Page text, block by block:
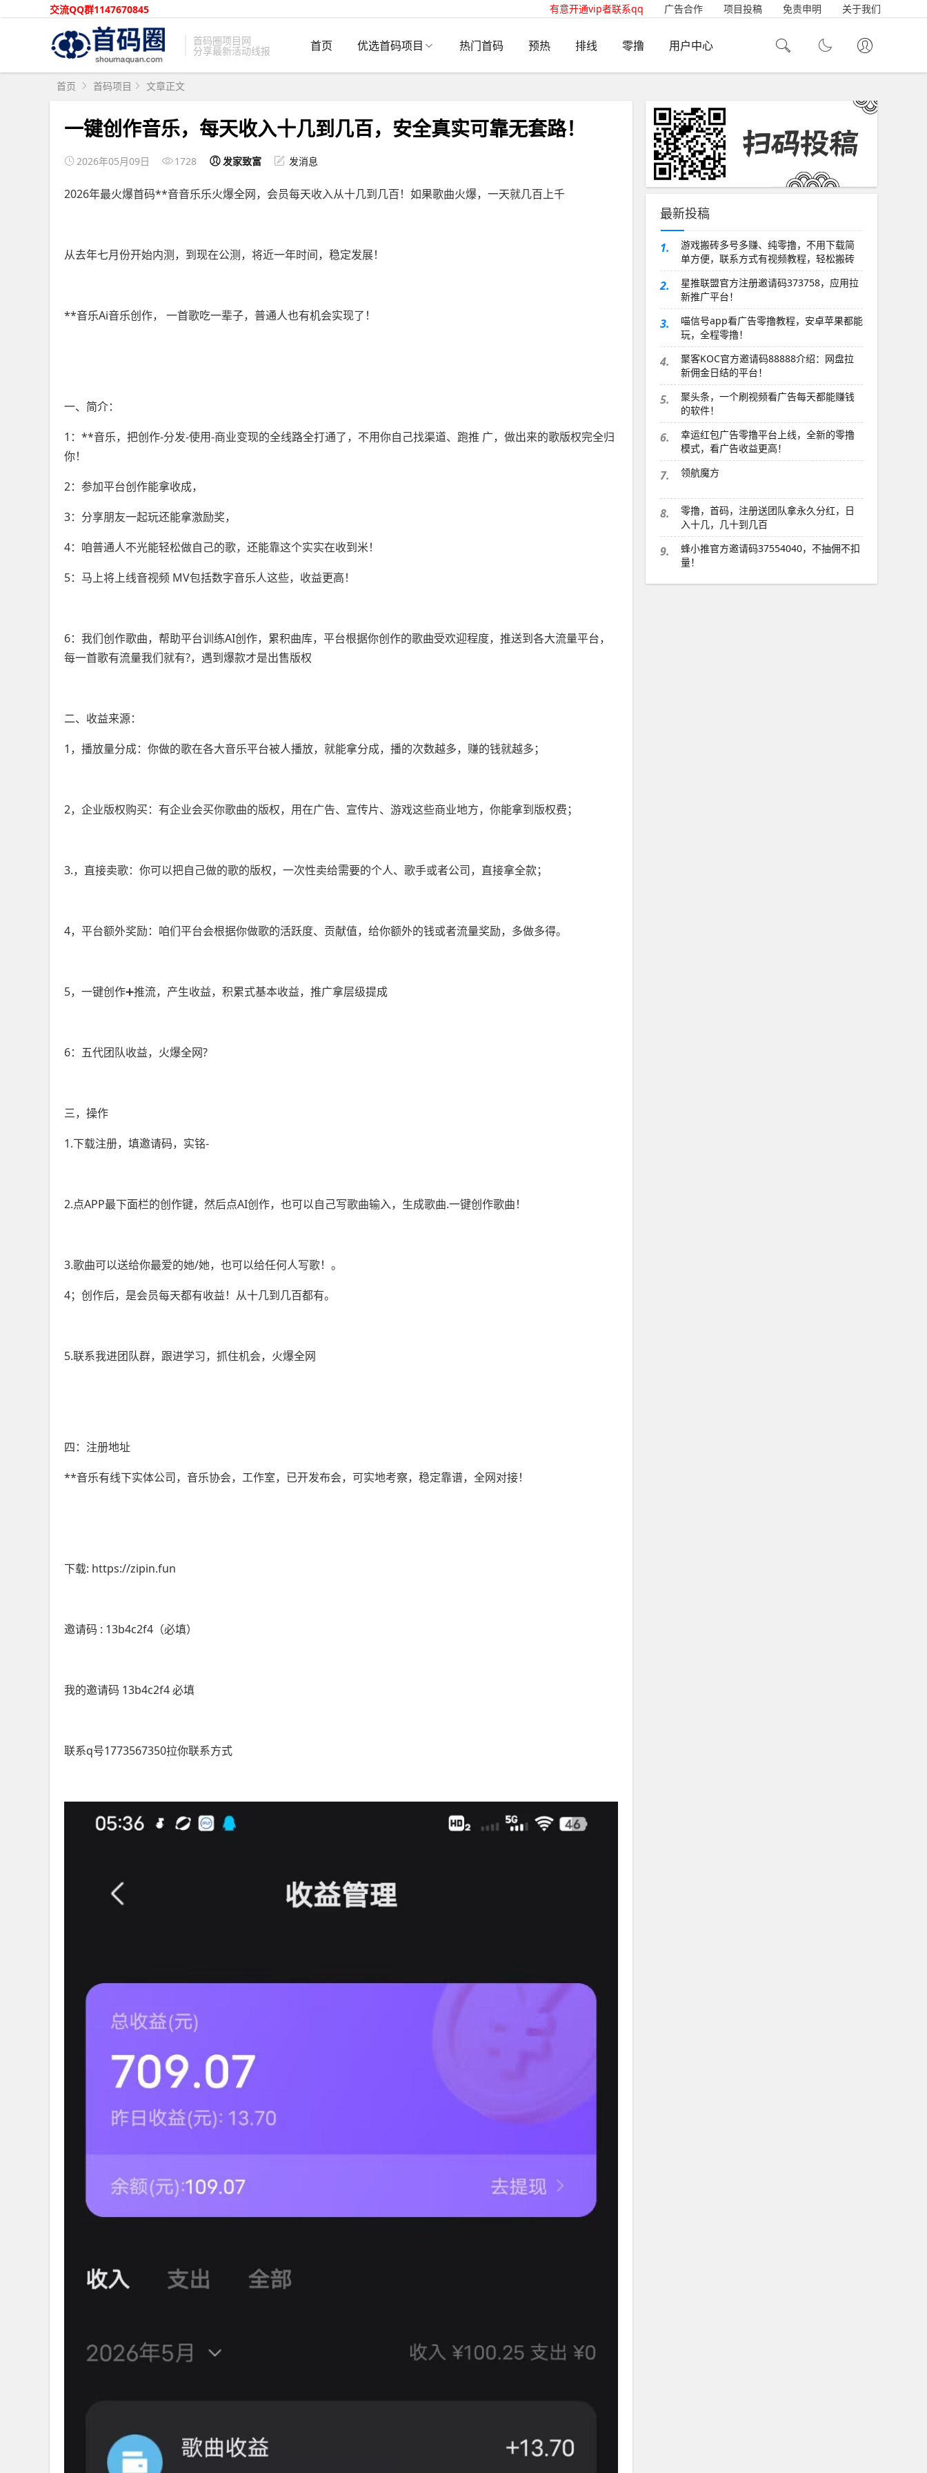
关于我们
免责申明
项目投稿
广告合作
有意开通vip者联系qq
交流QQ群1147670845
首码圈项目网
分享最新活动线报 首页 优选首码项目 热门首码 预热 排线 零撸 用户中心
首页 首码项目 文章正文
一键创作音乐，每天收入十几到几百，安全真实可靠无套路！
2026年05月09日 1728 发家致富 发消息
2026年最火爆首码**音音乐乐火爆全网，会员每天收入从十几到几百！如果歌曲火爆，一天就几百上千
从去年七月份开始内测，到现在公测，将近一年时间，稳定发展！
**音乐Ai音乐创作， 一首歌吃一辈子，普通人也有机会实现了！
一、简介：
1：**音乐，把创作-分发-使用-商业变现的全线路全打通了，不用你自己找渠道、跑推 广，做出来的歌版权完全归
你！
2：参加平台创作能拿收成，
3：分享朋友一起玩还能拿激励奖，
4：咱普通人不光能轻松做自己的歌，还能靠这个实实在收到米！
5：马上将上线音视频 MV包括数字音乐人这些，收益更高！
6：我们创作歌曲，帮助平台训练AI创作，累积曲库，平台根据你创作的歌曲受欢迎程度，推送到各大流量平台，
每一首歌有流量我们就有?，遇到爆款才是出售版权
二、收益来源：
1，播放量分成：你做的歌在各大音乐平台被人播放，就能拿分成，播的次数越多，赚的钱就越多；
2，企业版权购买：有企业会买你歌曲的版权，用在广告、宣传片、游戏这些商业地方，你能拿到版权费；
3.，直接卖歌：你可以把自己做的歌的版权，一次性卖给需要的个人、歌手或者公司，直接拿全款；
4，平台额外奖励：咱们平台会根据你做歌的活跃度、贡献值，给你额外的钱或者流量奖励，多做多得。
5，一键创作➕推流，产生收益，积累式基本收益，推广拿层级提成
6：五代团队收益，火爆全网?
三，操作
1.下载注册，填邀请码，实铭-
2.点APP最下面栏的创作键，然后点AI创作，也可以自己写歌曲输入，生成歌曲.一键创作歌曲！
3.歌曲可以送给你最爱的她/她，也可以给任何人写歌！。
4；创作后，是会员每天都有收益！从十几到几百都有。
5.联系我进团队群，跟进学习，抓住机会，火爆全网
四：注册地址
**音乐有线下实体公司，音乐协会，工作室，已开发布会，可实地考察，稳定靠谱，全网对接！
下载: https://zipin.fun
邀请码 : 13b4c2f4（必填）
我的邀请码 13b4c2f4 必填
联系q号1773567350拉你联系方式
最新投稿
1.
游戏搬砖多号多赚、纯零撸，不用下载简
单方便，联系方式有视频教程，轻松搬砖
赚
2.
星推联盟官方注册邀请码373758，应用拉
新推广平台！
3.
喵信号app看广告零撸教程，安卓苹果都能
玩，全程零撸！
4.
聚客KOC官方邀请码88888介绍：网盘拉
新佣金日结的平台！
5.
聚头条，一个刷视频看广告每天都能赚钱
的软件！
6.
幸运红包广告零撸平台上线，全新的零撸
模式，看广告收益更高！
7. 领航魔方
8.
零撸，首码，注册送团队拿永久分红，日
入十几，几十到几百
9.
蜂小推官方邀请码37554040，不抽佣不扣
量！